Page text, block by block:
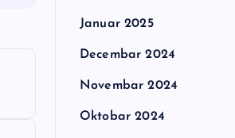
Januar 2025
Decembar 2024
Novembar 2024
Oktobar 2024